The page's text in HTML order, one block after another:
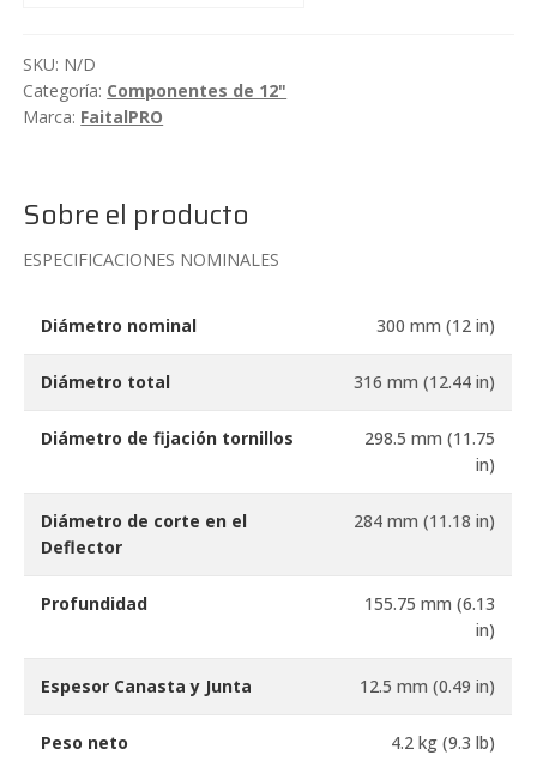
600W
FaitalPRO
SKU: N/D
Categoría: Componentes de 12"
Marca: FaitalPRO
Sobre el producto
ESPECIFICACIONES NOMINALES
Diámetro nominal 300 mm (12 in)
Diámetro total 316 mm (12.44 in)
Diámetro de fijación tornillos
298.5 mm (11.75
in)
Diámetro de corte en el
Deflector
284 mm (11.18 in)
Profundidad
155.75 mm (6.13
in)
Espesor Canasta y Junta 12.5 mm (0.49 in)
Peso neto 4.2 kg (9.3 lb)